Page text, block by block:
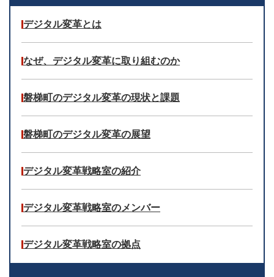
デジタル変革とは
なぜ、デジタル変革に取り組むのか
磐梯町のデジタル変革の現状と課題
磐梯町のデジタル変革の展望
デジタル変革戦略室の紹介
デジタル変革戦略室のメンバー
デジタル変革戦略室の拠点